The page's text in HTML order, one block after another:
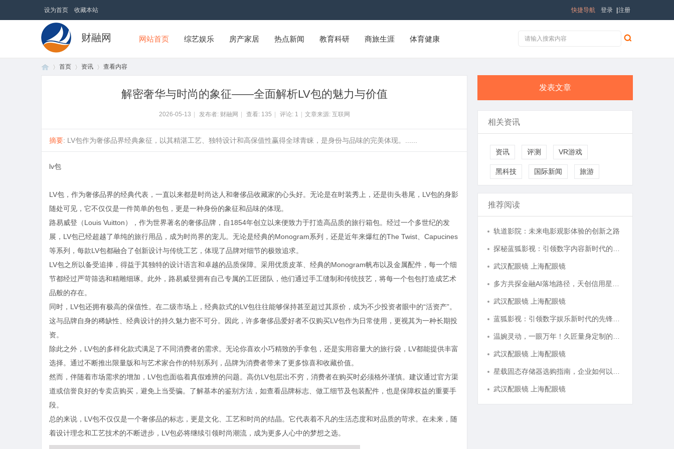
设为首页 收藏本站 登录 注册
快捷导航
财融网 网站首页 综艺娱乐 房产家居 热点新闻 教育科研 商旅生涯 体育健康
首页 资讯 查看内容
解密奢华与时尚的象征——全面解析LV包的魅力与价值
2026-05-13 发布者: 财融网 查看: 135 评论: 1 文章来源: 互联网
摘要: LV包作为奢侈品界经典象征，以其精湛工艺、独特设计和高保值性赢得全球青睐，是身份与品味的完美体现。......
lv包
LV包，作为奢侈品界的经典代表，一直以来都是时尚达人和奢侈品收藏家的心头好。无论是在时装秀上，还是街头巷尾，LV包的身影
随处可见，它不仅仅是一件简单的包包，更是一种身份的象征和品味的体现。
路易威登（Louis Vuitton），作为世界著名的奢侈品牌，自1854年创立以来便致力于打造高品质的旅行箱包。经过一个多世纪的发
展，LV包已经超越了单纯的旅行用品，成为时尚界的宠儿。无论是经典的Monogram系列，还是近年来爆红的The Twist、Capucines
等系列，每款LV包都融合了创新设计与传统工艺，体现了品牌对细节的极致追求。
LV包之所以备受追捧，得益于其独特的设计语言和卓越的品质保障。采用优质皮革、经典的Monogram帆布以及金属配件，每一个细
节都经过严苛筛选和精雕细琢。此外，路易威登拥有自己专属的工匠团队，他们通过手工缝制和传统技艺，将每一个包包打造成艺术
品般的存在。
同时，LV包还拥有极高的保值性。在二级市场上，经典款式的LV包往往能够保持甚至超过其原价，成为不少投资者眼中的“活资产”。
这与品牌自身的稀缺性、经典设计的持久魅力密不可分。因此，许多奢侈品爱好者不仅购买LV包作为日常使用，更视其为一种长期投
资。
除此之外，LV包的多样化款式满足了不同消费者的需求。无论你喜欢小巧精致的手拿包，还是实用容量大的旅行袋，LV都能提供丰富
选择。通过不断推出限量版和与艺术家合作的特别系列，品牌为消费者带来了更多惊喜和收藏价值。
然而，伴随着市场需求的增加，LV包也面临着真假难辨的问题。高仿LV包层出不穷，消费者在购买时必须格外谨慎。建议通过官方渠
道或信誉良好的专卖店购买，避免上当受骗。了解基本的鉴别方法，如查看品牌标志、做工细节及包装配件，也是保障权益的重要手
段。
总的来说，LV包不仅仅是一个奢侈品的标志，更是文化、工艺和时尚的结晶。它代表着不凡的生活态度和对品质的苛求。在未来，随
着设计理念和工艺技术的不断进步，LV包必将继续引领时尚潮流，成为更多人心中的梦想之选。
发表文章
相关资讯
资讯 评测 VR游戏
黑科技 国际新闻 旅游
推荐阅读
轨道影院：未来电影观影体验的创新之路
武汉配眼镜 上海配眼镜
武汉配眼镜 上海配眼镜
武汉配眼镜 上海配眼镜
武汉配眼镜 上海配眼镜